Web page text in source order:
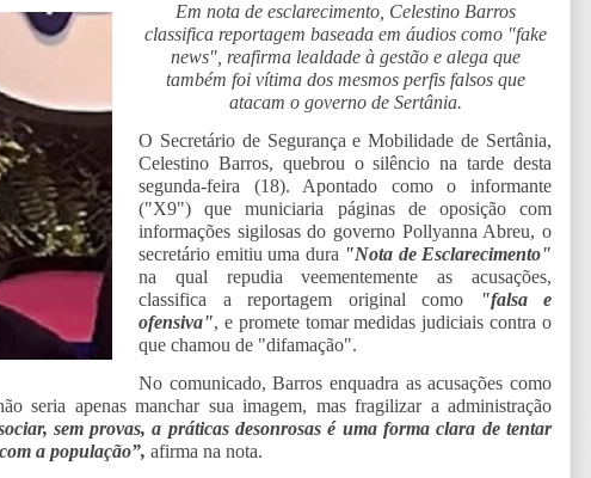
Em nota de esclarecimento, Celestino Barros
classifica reportagem baseada em áudios como "fake
news", reafirma lealdade à gestão e alega que
também foi vítima dos mesmos perfis falsos que
atacam o governo de Sertânia.
O Secretário de Segurança e Mobilidade de Sertânia,
Celestino Barros, quebrou o silêncio na tarde desta
segunda-feira (18). Apontado como o informante
("X9") que municiaria páginas de oposição com
informações sigilosas do governo Pollyanna Abreu, o
secretário emitiu uma dura "Nota de Esclarecimento"
na qual repudia veementemente as acusações,
classifica a reportagem original como
"falsa e
ofensiva", e promete tomar medidas judiciais contra o
que chamou de "difamação".
No comunicado, Barros enquadra as acusações como
seria apenas manchar sua imagem, mas fragilizar a administração
sem provas, a práticas desonrosas é uma forma clara de tentar
a população”, afirma na nota.